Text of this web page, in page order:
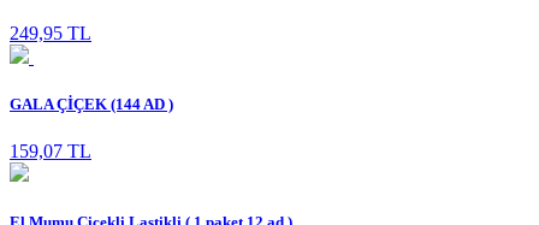
249,95 TL
GALA ÇİÇEK (144 AD )
159,07 TL